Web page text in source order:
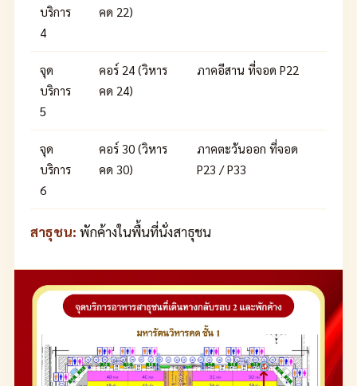
บริการ
4
คด 22)
จุด
บริการ
5
คอร์ 24 (วิหาร
คด 24)
ภาคอีสาน ที่จอด P22
จุด
บริการ
6
คอร์ 30 (วิหาร
คด 30)
ภาคตะวันออก ที่จอด
P23 / P33
สาธุชน: พักค้างในพื้นที่นั่งสาธุชน